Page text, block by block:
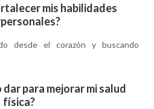
mis habilidades
desde el corazón y buscando
dar para mejorar mi salud
física?